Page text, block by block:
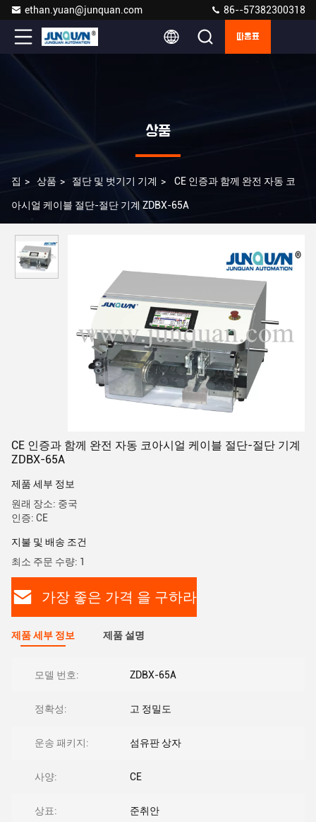
ethan.yuan@junquan.com 86--57382300318
따옴표
상품
집 > 상품 > 절단 및 벗기기 기계 > CE 인증과 함께 완전 자동 코
아시얼 케이블 절단-절단 기계 ZDBX-65A
CE 인증과 함께 완전 자동 코아시얼 케이블 절단-절단 기계
ZDBX-65A
제품 세부 정보
원래 장소: 중국
인증: CE
지불 및 배송 조건
최소 주문 수량: 1
가장 좋은 가격 을 구하라
제품 세부 정보 제품 설명
모델 번호: ZDBX-65A
정확성: 고 정밀도
운송 패키지: 섬유판 상자
사양: CE
상표: 준취안